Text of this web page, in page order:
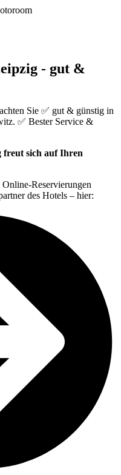
- gut &
Sie ✅ gut & günstig in
✅ Bester Service &
freut sich auf Ihren
Reservierungen
des Hotels – hier: